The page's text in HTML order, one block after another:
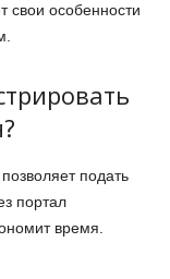
особенности
подать
портал
время.